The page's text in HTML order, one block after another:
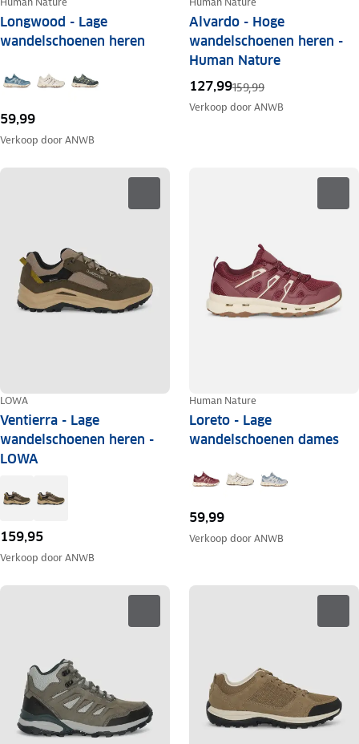
Longwood - Lage
wandelschoenen heren
59,99
Verkoop doorANWB
Alvardo - Hoge
wandelschoenen heren -
Human Nature
127,99159,99
Verkoop doorANWB
LOWA
Ventierra - Lage
wandelschoenen heren -
LOWA
159,95
Verkoop doorANWB
Human Nature
Loreto - Lage
wandelschoenen dames
59,99
Verkoop doorANWB